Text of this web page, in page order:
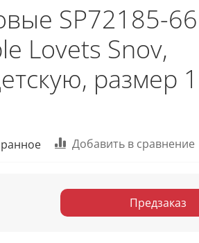
SP72185-66
Lovets Snov,
размер
Добавить в сравнение
Предзаказ